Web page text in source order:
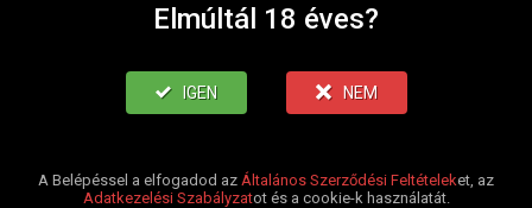
Elmúltál 18 éves?
IGEN NEM
A Belépéssel a elfogadod az Általános Szerződési Feltételeket, az
Adatkezelési Szabályzatot és a cookie-k használatát.